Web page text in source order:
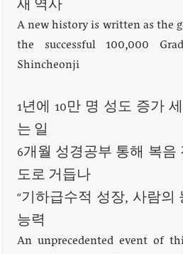
المسائية في لبنان ليوم السبت
تستقبل وفدا من إتحاد عمال
새 역사
A new history is written as the
the successful 100,000
Shincheonji
1년에 10만 명 성도 증가
는 일
6개월 성경공부 통해 복음
도로 거듭나
“기하급수적 성장, 사람의
능력
An unprecedented event of